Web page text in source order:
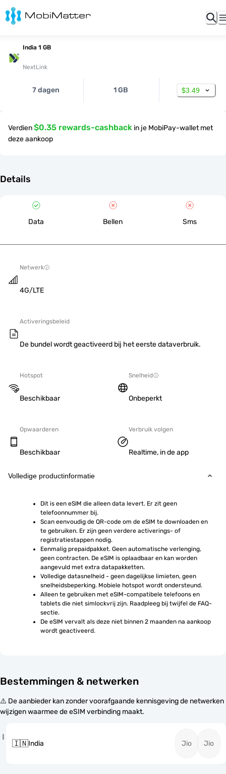
India 1 GB
NextLink
7 dagen 1 GB $3.49
Verdien$0.35 rewards-cashback in je MobiPay-wallet met
deze aankoop
Details
Data Bellen Sms
Netwerk
4G/LTE
Activeringsbeleid
De bundel wordt geactiveerd bij het eerste dataverbruik.
Hotspot
Beschikbaar
Snelheid
Onbeperkt
Opwaarderen
Beschikbaar
Verbruik volgen
Realtime, in de app
Volledige productinformatie
Dit is een eSIM die alleen data levert. Er zit geen
telefoonnummer bij.
Scan eenvoudig de QR-code om de eSIM te downloaden en
te gebruiken. Er zijn geen verdere activerings- of
registratiestappen nodig.
Eenmalig prepaidpakket. Geen automatische verlenging,
geen contracten. De eSIM is oplaadbaar en kan worden
aangevuld met extra datapakketten.
Volledige datasnelheid - geen dagelijkse limieten, geen
snelheidsbeperking. Mobiele hotspot wordt ondersteund.
Alleen te gebruiken met eSIM-compatibele telefoons en
tablets die niet simlockvrij zijn. Raadpleeg bij twijfel de FAQ-
sectie.
De eSIM vervalt als deze niet binnen 2 maanden na aankoop
wordt geactiveerd.
Bestemmingen & netwerken
⚠️ De aanbieder kan zonder voorafgaande kennisgeving de netwerken
wijzigen waarmee de eSIM verbinding maakt.
I
🇮🇳India Jio Jio